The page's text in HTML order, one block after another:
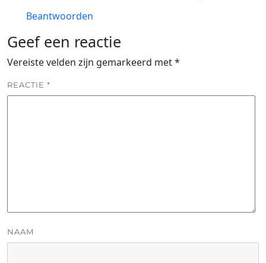
Beantwoorden
Geef een reactie
Vereiste velden zijn gemarkeerd met*
REACTIE *
NAAM